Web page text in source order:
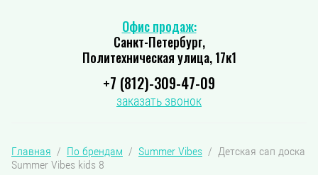
Офис продаж:
Санкт-Петербург,
Политехническая улица, 17к1
+7 (812)-309-47-09
заказать звонок
Главная
  /
По брендам
  /
Summer Vibes
  /  Детская сап доска
Summer Vibes kids 8